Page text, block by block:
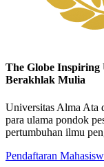
The Globe Inspiring
Berakhlak Mulia
Universitas Alma Ata
para ulama pondok
pertumbuhan ilmu
Pendaftaran